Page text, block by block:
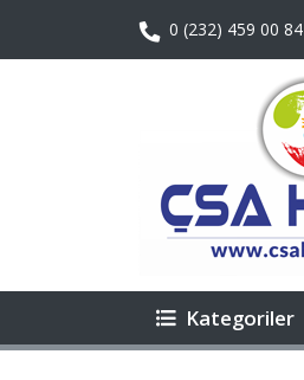
0 (232) 459 00 84
Kategoriler